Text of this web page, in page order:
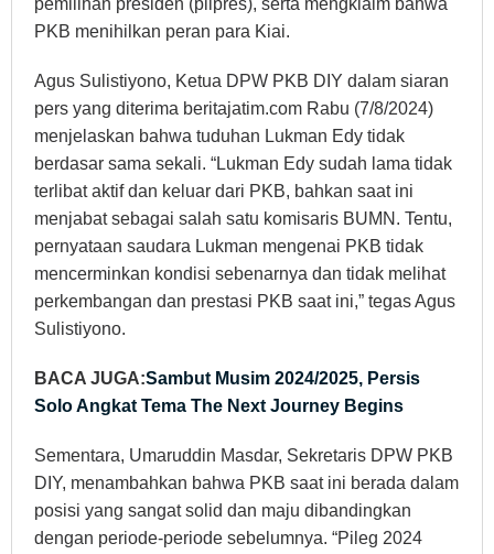
PKB menihilkan peran para Kiai.
Agus Sulistiyono, Ketua DPW PKB DIY dalam siaran
pers yang diterima beritajatim.com Rabu (7/8/2024)
menjelaskan bahwa tuduhan Lukman Edy tidak
berdasar sama sekali. “Lukman Edy sudah lama tidak
terlibat aktif dan keluar dari PKB, bahkan saat ini
menjabat sebagai salah satu komisaris BUMN. Tentu,
pernyataan saudara Lukman mengenai PKB tidak
mencerminkan kondisi sebenarnya dan tidak melihat
perkembangan dan prestasi PKB saat ini,” tegas Agus
Sulistiyono.
BACA JUGA:Sambut Musim 2024/2025, Persis
Solo Angkat Tema The Next Journey Begins
Sementara, Umaruddin Masdar, Sekretaris DPW PKB
DIY, menambahkan bahwa PKB saat ini berada dalam
posisi yang sangat solid dan maju dibandingkan
dengan periode-periode sebelumnya. “Pileg 2024